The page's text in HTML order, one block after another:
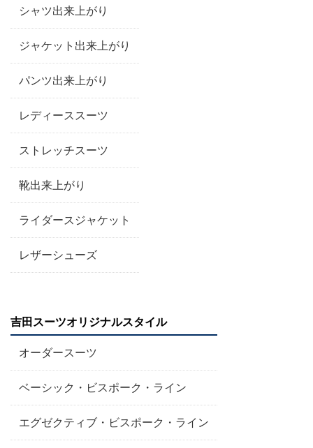
シャツ出来上がり
ジャケット出来上がり
パンツ出来上がり
レディーススーツ
ストレッチスーツ
靴出来上がり
ライダースジャケット
レザーシューズ
吉田スーツオリジナルスタイル
オーダースーツ
ベーシック・ビスポーク・ライン
エグゼクティブ・ビスポーク・ライン